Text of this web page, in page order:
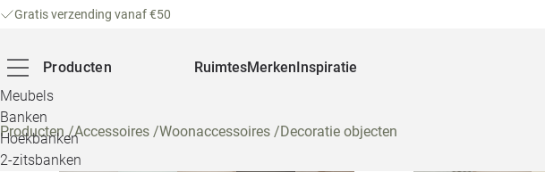
Gratis verzending vanaf €50
Producten
Meubels
Banken
Hoekbanken
2-zitsbanken
RuimtesMerkenInspiratie
Producten/Accessoires /Woonaccessoires /Decoratie objecten